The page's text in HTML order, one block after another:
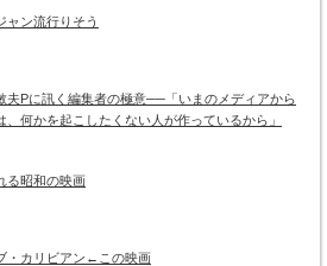
ャン流行りそう
夫Pに訊く編集者の極意──「いまのメディアから
、何かを起こしたくない人が作っているから」
る昭和の映画
・カリビアン←この映画